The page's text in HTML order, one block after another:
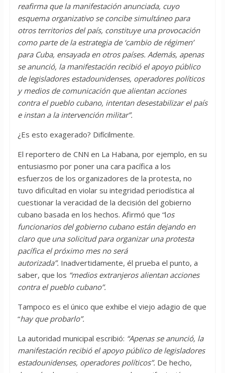
reafirma que la manifestación anunciada, cuyo
esquema organizativo se concibe simultáneo para
otros territorios del país, constituye una provocación
como parte de la estrategia de ‘cambio de régimen’
para Cuba, ensayada en otros países. Además, apenas
se anunció, la manifestación recibió el apoyo público
de legisladores estadounidenses, operadores políticos
y medios de comunicación que alientan acciones
contra el pueblo cubano, intentan desestabilizar el país
e instan a la intervención militar”.
¿Es esto exagerado? Difícilmente.
El reportero de CNN en La Habana, por ejemplo, en su
entusiasmo por poner una cara pacífica a los
esfuerzos de los organizadores de la protesta, no
tuvo dificultad en violar su integridad periodística al
cuestionar la veracidad de la decisión del gobierno
cubano basada en los hechos. Afirmó que “los
funcionarios del gobierno cubano están dejando en
claro que una solicitud para organizar una protesta
pacífica el próximo mes no será
autorizada”. Inadvertidamente, él prueba el punto, a
saber, que los “medios extranjeros alientan acciones
contra el pueblo cubano”.
Tampoco es el único que exhibe el viejo adagio de que
“hay que probarlo”.
La autoridad municipal escribió: “Apenas se anunció, la
manifestación recibió el apoyo público de legisladores
estadounidenses, operadores políticos”. De hecho,